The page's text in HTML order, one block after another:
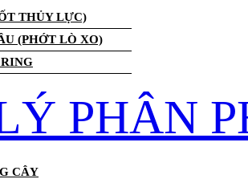
THỦY LỰC)
(PHỚT LÒ XO)
PHÂN
CÂY